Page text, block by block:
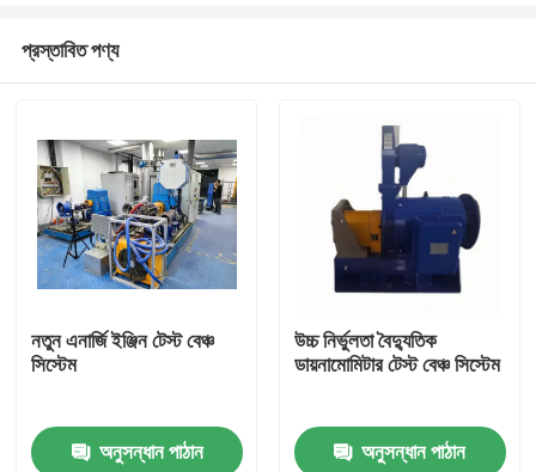
প্রস্তাবিত পণ্য
নতুন এনার্জি ইঞ্জিন টেস্ট বেঞ্চ
সিস্টেম
অনুসন্ধান পাঠান
উচ্চ নির্ভুলতা বৈদ্যুতিক
ডায়নামোমিটার টেস্ট বেঞ্চ সিস্টেম
অনুসন্ধান পাঠান